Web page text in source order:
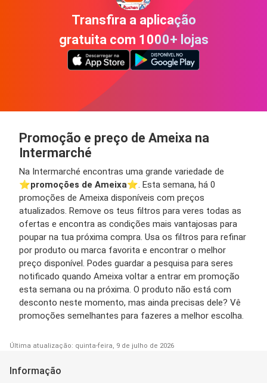
Transfira a aplicação
gratuita com 1000+ lojas
Promoção e preço de Ameixa na
Intermarché
Na Intermarché encontras uma grande variedade de
⭐️promoções de Ameixa⭐️. Esta semana, há 0
promoções de Ameixa disponíveis com preços
atualizados. Remove os teus filtros para veres todas as
ofertas e encontra as condições mais vantajosas para
poupar na tua próxima compra. Usa os filtros para refinar
por produto ou marca favorita e encontrar o melhor
preço disponível. Podes guardar a pesquisa para seres
notificado quando Ameixa voltar a entrar em promoção
esta semana ou na próxima. O produto não está com
desconto neste momento, mas ainda precisas dele? Vê
promoções semelhantes para fazeres a melhor escolha.
Última atualização: quinta-feira, 9 de julho de 2026
Informação